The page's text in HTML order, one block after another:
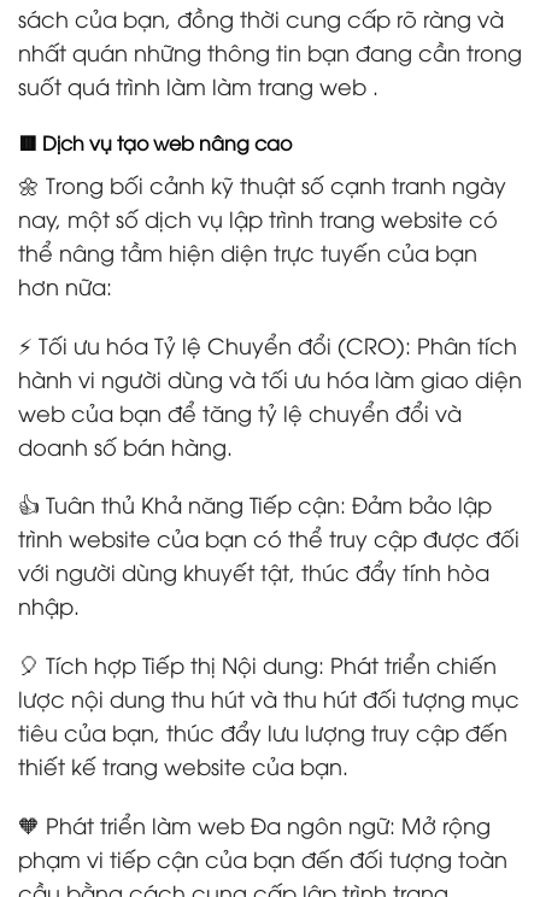
sách của bạn, đồng thời cung cấp rõ ràng và
nhất quán những thông tin bạn đang cần trong
suốt quá trình làm làm trang web .
🟥 Dịch vụ tạo web nâng cao
🌼 Trong bối cảnh kỹ thuật số cạnh tranh ngày
nay, một số dịch vụ lập trình trang website có
thể nâng tầm hiện diện trực tuyến của bạn
hơn nữa:
⚡ Tối ưu hóa Tỷ lệ Chuyển đổi (CRO): Phân tích
hành vi người dùng và tối ưu hóa làm giao diện
web của bạn để tăng tỷ lệ chuyển đổi và
doanh số bán hàng.
👍 Tuân thủ Khả năng Tiếp cận: Đảm bảo lập
trình website của bạn có thể truy cập được đối
với người dùng khuyết tật, thúc đẩy tính hòa
nhập.
🎈 Tích hợp Tiếp thị Nội dung: Phát triển chiến
lược nội dung thu hút và thu hút đối tượng mục
tiêu của bạn, thúc đẩy lưu lượng truy cập đến
thiết kế trang website của bạn.
🧡 Phát triển làm web Đa ngôn ngữ: Mở rộng
phạm vi tiếp cận của bạn đến đối tượng toàn